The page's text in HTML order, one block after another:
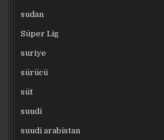
sudan
Süper Lig
suriye
sürücü
süt
suudi
suudi arabistan